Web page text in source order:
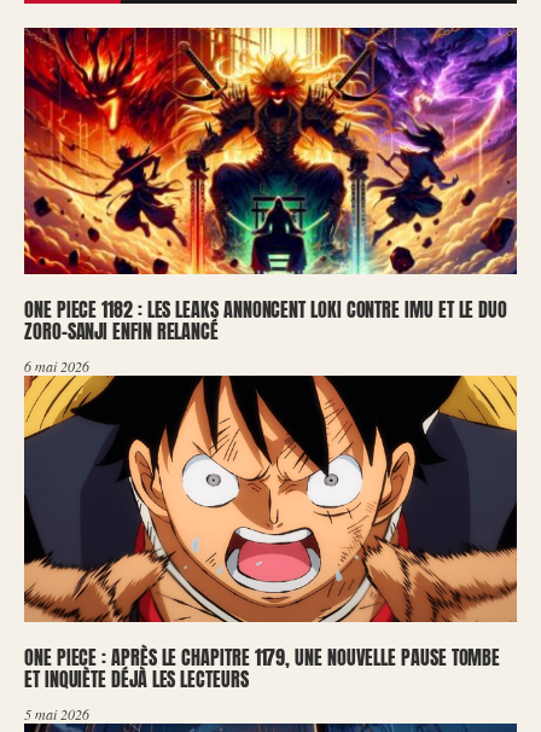
ONE PIECE 1182 : LES LEAKS ANNONCENT LOKI CONTRE IMU ET LE DUO
ZORO-SANJI ENFIN RELANCÉ
6 mai 2026
ONE PIECE : APRÈS LE CHAPITRE 1179, UNE NOUVELLE PAUSE TOMBE
ET INQUIÈTE DÉJÀ LES LECTEURS
5 mai 2026